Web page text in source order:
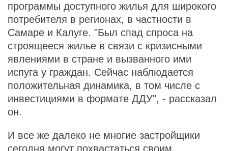
программы доступного жилья для широкого
потребителя в регионах, в частности в
Самаре и Калуге. "Был спад спроса на
строящееся жилье в связи с кризисными
явлениями в стране и вызванного ими
испуга у граждан. Сейчас наблюдается
положительная динамика, в том числе с
инвестициями в формате ДДУ", - рассказал
он.
И все же далеко не многие застройщики
сегодня могут похвастаться своим